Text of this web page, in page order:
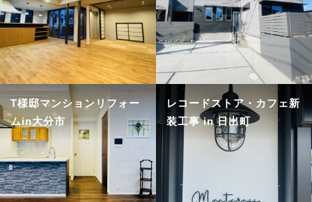
T様邸マンションリフォー
ムin大分市
レコードストア・カフェ新
装工事 in 日出町